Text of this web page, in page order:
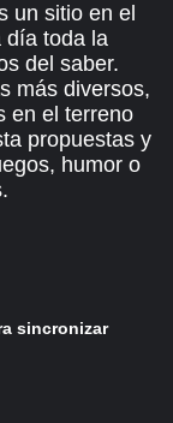
un sitio en el
día toda la
del saber.
más diversos,
en el terreno
propuestas y
humor o
sincronizar